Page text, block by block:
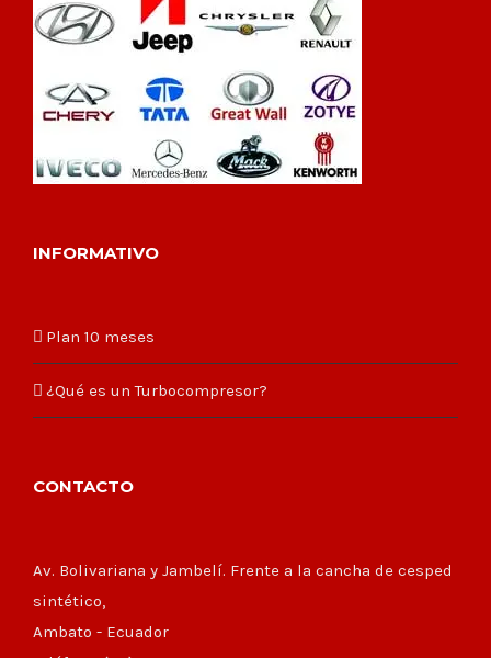
INFORMATIVO
Plan 10 meses
¿Qué es un Turbocompresor?
CONTACTO
Av. Bolivariana y Jambelí. Frente a la cancha de cesped
sintético,
Ambato - Ecuador